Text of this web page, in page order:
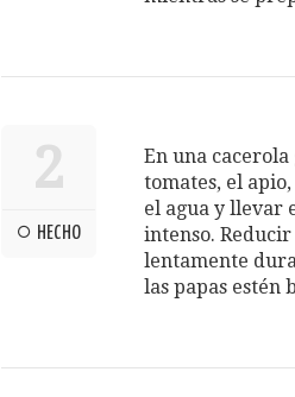
2
HECHO
En una
tomates, el
el agua y llevar
intenso.
lentamente
las papas estén